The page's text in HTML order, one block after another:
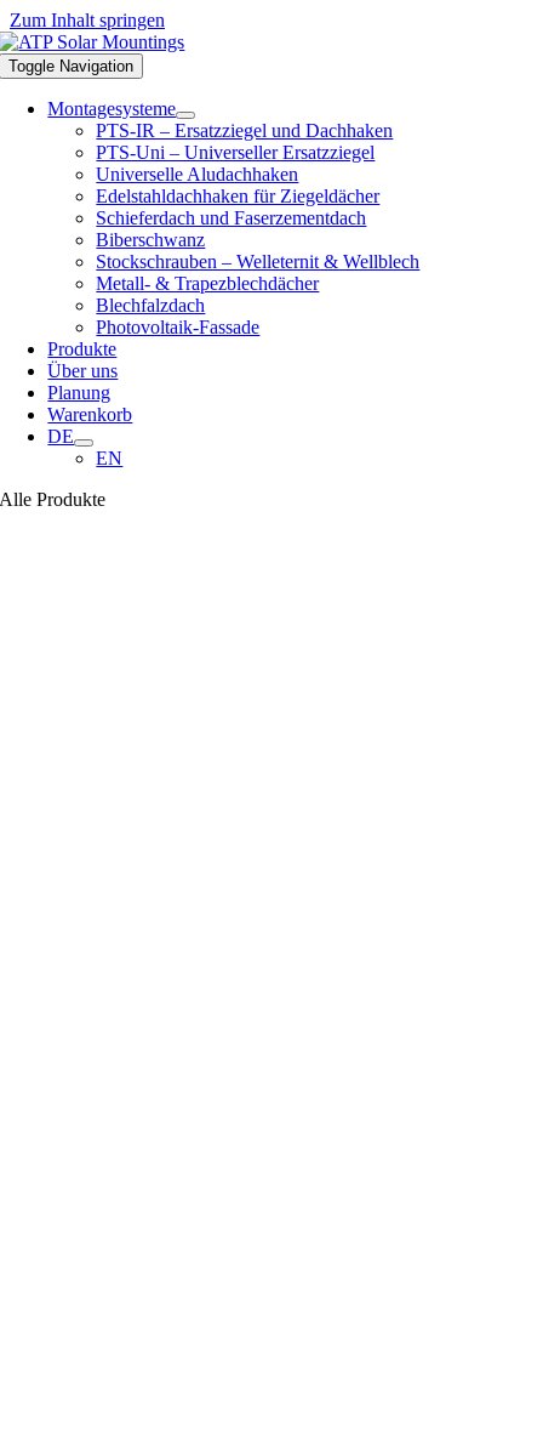
Zum Inhalt springen
Toggle Navigation
Montagesysteme
PTS-IR – Ersatzziegel und Dachhaken
PTS-Uni – Universeller Ersatzziegel
Universelle Aludachhaken
Edelstahldachhaken für Ziegeldächer
Schieferdach und Faserzementdach
Biberschwanz
Stockschrauben – Welleternit & Wellblech
Metall- & Trapezblechdächer
Blechfalzdach
Photovoltaik-Fassade
Produkte
Über uns
Planung
Warenkorb
DE
EN
Alle Produkte